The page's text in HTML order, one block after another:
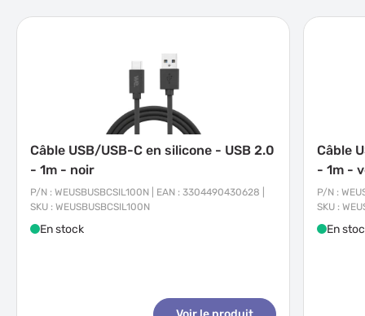
Câble USB/USB-C en silicone - USB 2.0
- 1m - noir
P/N : WEUSBUSBCSIL100N | EAN : 3304490430628 |
SKU : WEUSBUSBCSIL100N
En stock
Câble
- 1m -
P/N :
SKU :
En